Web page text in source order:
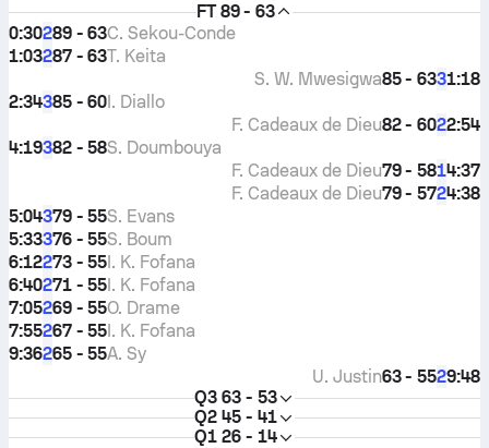
FT 89 - 63
0:30289 - 63C. Sekou-Conde
1:03287 - 63T. Keita
1:18
3
85 - 63
S. W. Mwesigwa
2:34385 - 60I. Diallo
2:54
2
82 - 60
F. Cadeaux de Dieu
4:19382 - 58S. Doumbouya
4:37
1
79 - 58
F. Cadeaux de Dieu
4:38
2
79 - 57
F. Cadeaux de Dieu
5:04379 - 55S. Evans
5:33376 - 55S. Boum
6:12273 - 55I. K. Fofana
6:40271 - 55I. K. Fofana
7:05269 - 55O. Drame
7:55267 - 55I. K. Fofana
9:36265 - 55A. Sy
9:48
2
63 - 55
U. Justin
Q3 63 - 53
Q2 45 - 41
Q1 26 - 14